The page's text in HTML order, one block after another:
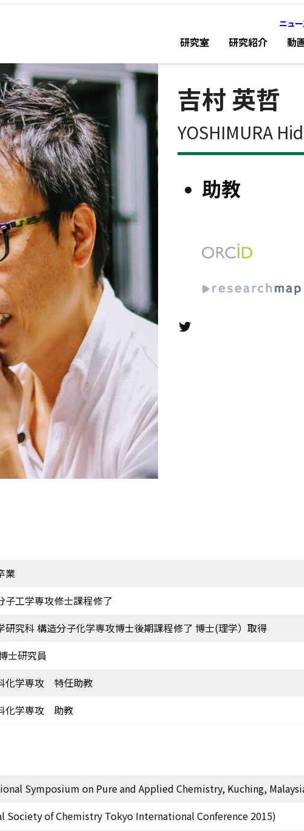
ニュ
研究室 研究紹介 動
吉村 英哲
YOSHIMURA
助教
Twitter
業
子工学専攻修士課程修了
研究科 構造分子化学専攻博士後期課程修了 博士(理学）取得
士研究員
化学専攻 特任助教
化学専攻 助教
Symposium on Pure and Applied Chemistry, Kuching,
Society of Chemistry Tokyo International Conference 2015)